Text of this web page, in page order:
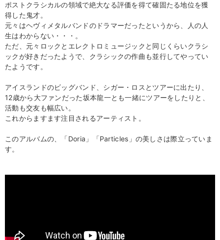
ポストクラシカルの領域で絶大なる評価を得て確固たる地位を獲
得した鬼才。
元々はヘヴィメタルバンドのドラマーだったというから、人の人
生はわからない・・・。
ただ、元々ロックとエレクトロミュージックと同じくらいクラシ
ックが好きだったようで、クラシックの作曲も並行してやってい
たようです。
アイスランドのビッグバンド、シガー・ロスとツアーに出たり、
12歳から大ファンだった坂本龍一とも一緒にツアーをしたりと、
活動も交友も幅広い。
これからますます注目されるアーティスト。
このアルバムの、「Doria」「Particles」の美しさは際立っていま
す。